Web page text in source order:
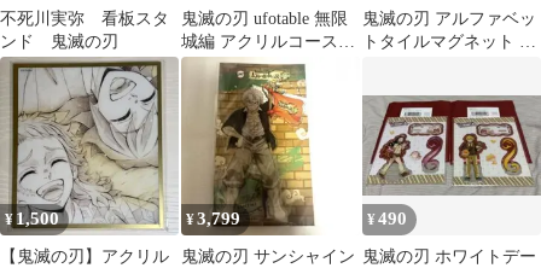
不死川実弥 看板スタ
ンド 鬼滅の刃
鬼滅の刃 ufotable 無限
城編 アクリルコースタ
ー 無一郎
鬼滅の刃 アルファベッ
トタイルマグネット 池
¥ 1,500
【鬼滅の刃】アクリル
¥3,799
鬼滅の刃 サンシャイン
¥490
鬼滅の刃 ホワイトデー